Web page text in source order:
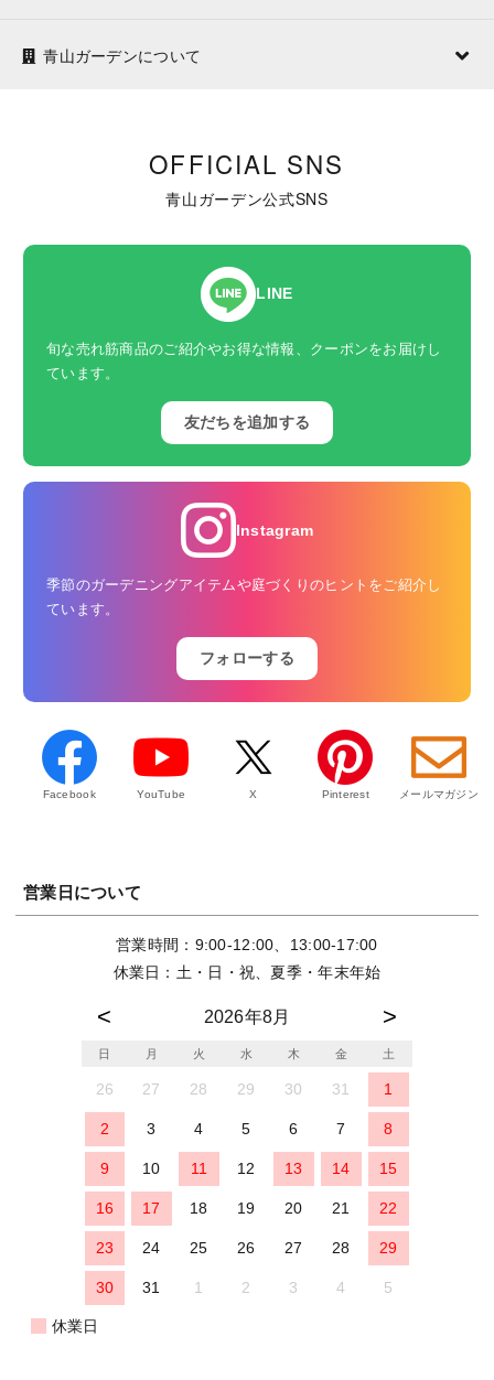
青山ガーデンについて
OFFICIAL SNS
青山ガーデン公式SNS
LINE
旬な売れ筋商品のご紹介やお得な情報、クーポンをお届けし
ています。
友だちを追加する
Instagram
季節のガーデニングアイテムや庭づくりのヒントをご紹介し
ています。
フォローする
Facebook YouTube X Pinterest メールマガジン
営業日について
営業時間：9:00-12:00、13:00-17:00
休業日：土・日・祝、夏季・年末年始
2026年8月
日 月 火 水 木 金 土
26 27 28 29 30 31 1
2 3 4 5 6 7 8
9 10 11 12 13 14 15
16 17 18 19 20 21 22
23 24 25 26 27 28 29
30 31 1 2 3 4 5
休業日